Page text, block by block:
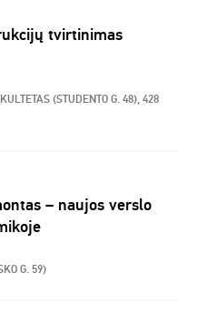
tvirtinimas
(STUDENTO G. 48), 428
– naujos verslo
G. 59)